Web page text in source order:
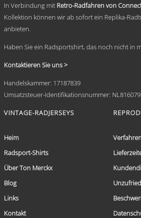
In Verbindung mit Retro-Radfahren von
Kollektion können wir ab sofort ein Replika-
anbieten.
Haben Sie ein Radsportshirt, das noch nicht in
Kontaktieren Sie uns >
Handelskammer: 17187839
Umsatzsteuer-Identifikationsnummer:
VINTAGE-RADJERSEYS
Heim
Radsport-Shirts
Über Ton Merckx
Blog
Links
Kontakt